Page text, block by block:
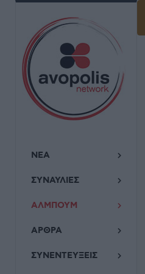
ΝΕΑ
ΣΥΝΑΥΛΙΕΣ
ΑΛΜΠΟΥΜ
ΑΡΘΡΑ
ΣΥΝΕΝΤΕΥΞΕΙΣ